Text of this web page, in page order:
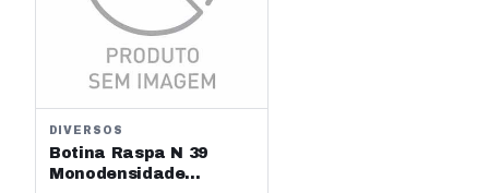
DIVERSOS
Botina Raspa N 39
Monodensidade